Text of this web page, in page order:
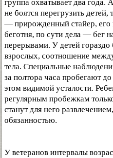
группа охватывает два
не боятся перегрузить детей,
— прирожденный стайер, его
беготня, по сути дела — бег
перерывами. У детей гораздо
взрослых, соотношение
тела. Специальные
за полтора часа пробегают
этом видимой усталости.
регулярным пробежкам
станут для него
обязанностью.
У ветеранов интервалы